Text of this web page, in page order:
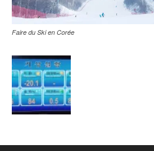
Faire du Ski en Corée